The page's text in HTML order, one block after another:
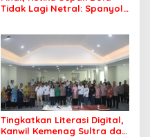
Tidak Lagi Netral: Spanyol
Tingkatkan Literasi Digital,
Kanwil Kemenag Sultra dan